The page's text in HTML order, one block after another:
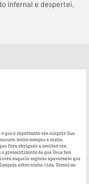
infernal e despertei,